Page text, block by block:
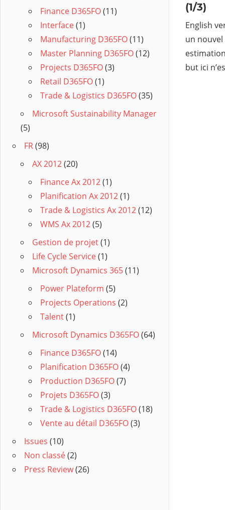
(1/3)
English
un
but ici
Finance D365FO(11)
Interface(1)
Manufacturing D365FO(11)
Master Planning D365FO(12)
Projects D365FO(3)
Retail D365FO(1)
Trade & Logistics D365FO(35)
Microsoft Sustainability Manager
(5)
FR(98)
AX 2012(20)
Finance Ax 2012(1)
Planification Ax 2012(1)
Trade & Logistics Ax 2012(12)
WMS Ax 2012(5)
Gestion de projet(1)
Life Cycle Service(1)
Microsoft Dynamics 365(11)
Power Plateform (5)
Projects Operations (2)
Talent(1)
Microsoft Dynamics D365FO(64)
Finance D365FO(14)
Planification D365FO(4)
Production D365FO(7)
Projets D365FO(3)
Trade & Logistics D365FO(18)
Vente au détail D365FO(3)
Issues (10)
Non classé(2)
Press Review(26)